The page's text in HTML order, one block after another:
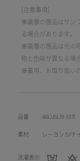
[注意事項]
※画像の商品はサン
る場合があります。
※画像の商品は光の
物と色味が異なる場
※着用、お取り扱い
品番 460JSL81-1971
素材 レーヨン:57ナ
洗濯表示